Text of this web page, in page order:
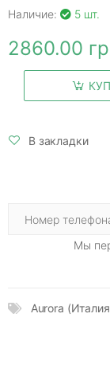
Наличие: 5 шт.
2860.00
В закладки
Мы
Aurora